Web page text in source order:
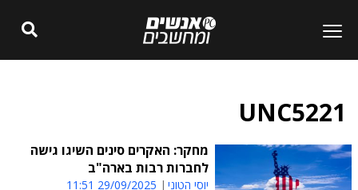
UNC5221
מחקר: האקרים סינים השיגו גישה
לחברות רבות בארה"ב
יוסי הטוני 29/09/2025 11:51